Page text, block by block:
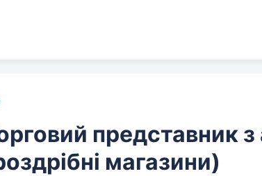
представник з
магазини)